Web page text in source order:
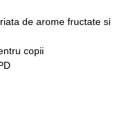
de arome fructate si
copii